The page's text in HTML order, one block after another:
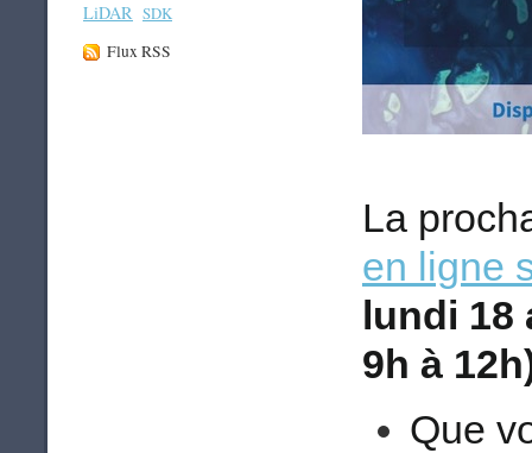
LiDAR SDK
Flux RSS
La
en ligne
lundi 18
9h à
Que